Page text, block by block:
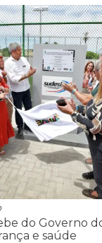
do Governo
e saúde